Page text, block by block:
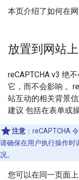
本页介绍了如何在网
放置到网站上
reCAPTCHA v3 绝
它，而不会影响 。
站互动的相关背景
建议 包括在表单或
注意 ： reCAPTCHA
请确保在用户执行操作时
况。
您可以在同一页面上